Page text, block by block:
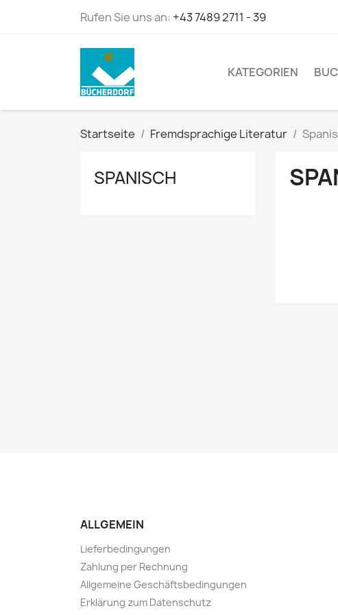
Rufen Sie uns an: +43 7489 2711 - 39
KATEGORIEN
Startseite Fremdsprachige Literatur
SPANISCH
ALLGEMEIN
Lieferbedingungen
Zahlung per Rechnung
Allgemeine Geschäftsbedingungen
Erklärung zum Datenschutz